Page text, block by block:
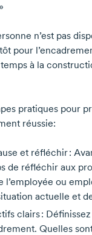
n’est pas
pour
à la
pratiques pour
réussie:
et réfléchir :
de réfléchir aux
l’employée ou
actuelle et
clairs :
Quelles